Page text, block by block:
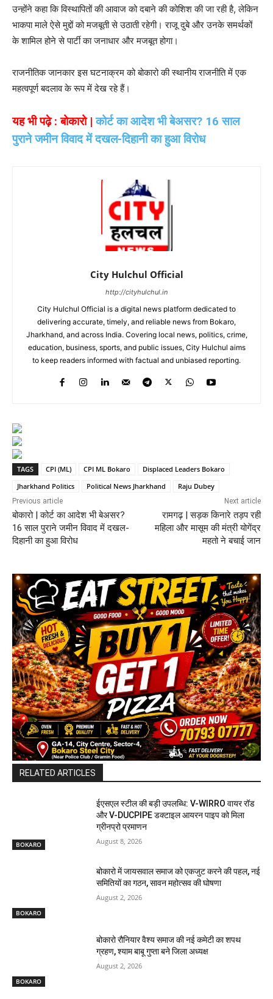
उन्होंने कहा कि विस्थापितों की आवाज को दबाने की कोशिश की जा रही है, लेकिन
भाकपा माले ऐसे मुद्दों को मजबूती से उठाती रहेगी। राजू दुबे और उनके समर्थकों
के शामिल होने से पार्टी का जनाधार और मजबूत होगा।
राजनीतिक जानकार इस घटनाक्रम को बोकारो की स्थानीय राजनीति में एक
महत्वपूर्ण बदलाव के रूप में देख रहे हैं।
यह भी पढ़े : बोकारो |कोर्ट का आदेश भी बेअसर? 16 साल
पुराने जमीन विवाद में दखल-दिहानी का हुआ विरोध
City Hulchul Official
http://cityhulchul.in
City Hulchul Official is a digital news platform dedicated to
delivering accurate, timely, and reliable news from Bokaro,
Jharkhand, and across India. Covering local news, politics, crime,
education, business, sports, and public issues, City Hulchul aims
to keep readers informed with factual and unbiased reporting.
TAGS CPI (ML) CPI ML Bokaro
Displaced Leaders Bokaro
Jharkhand Politics
Political News Jharkhand Raju Dubey
Previous article
बोकारो | कोर्ट का आदेश भी बेअसर?
16 साल पुराने जमीन विवाद में दखल-
दिहानी का हुआ विरोध
Next article
रामगढ़ | सड़क किनारे तड़प रही
महिला और मासूम की मंत्री योगेंद्र
महतो ने बचाई जान
RELATED ARTICLES
BOKARO
ईएसएल स्टील की बड़ी उपलब्धि: V-WIRRO वायर रॉड
और V-DUCPIPE डक्टाइल आयरन पाइप को मिला
ग्रीनप्रो प्रमाणन
August 8, 2026
BOKARO
बोकारो में जायसवाल समाज को एकजुट करने की पहल, नई
समितियों का गठन, सावन महोत्सव की घोषणा
August 2, 2026
BOKARO
बोकारो रौनियार वैश्य समाज की नई कमेटी का शपथ
ग्रहण, श्याम बाबू गुप्ता बने जिला अध्यक्ष
August 2, 2026